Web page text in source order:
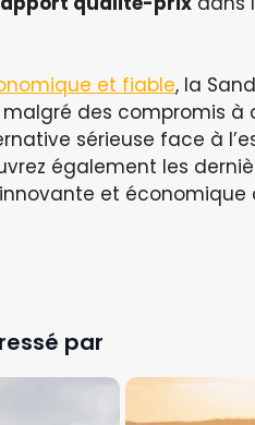
et fiable, la
des compromis à
sérieuse face à
également les
et économique
par